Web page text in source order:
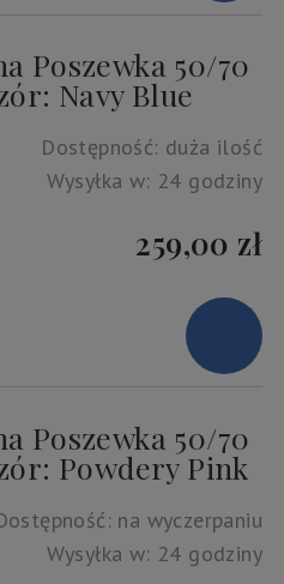
Poszewka 50/70
Navy Blue
Dostępność: duża ilość
Wysyłka w: 24 godziny
259,00 zł
Poszewka 50/70
Powdery Pink
na wyczerpaniu
Wysyłka w: 24 godziny